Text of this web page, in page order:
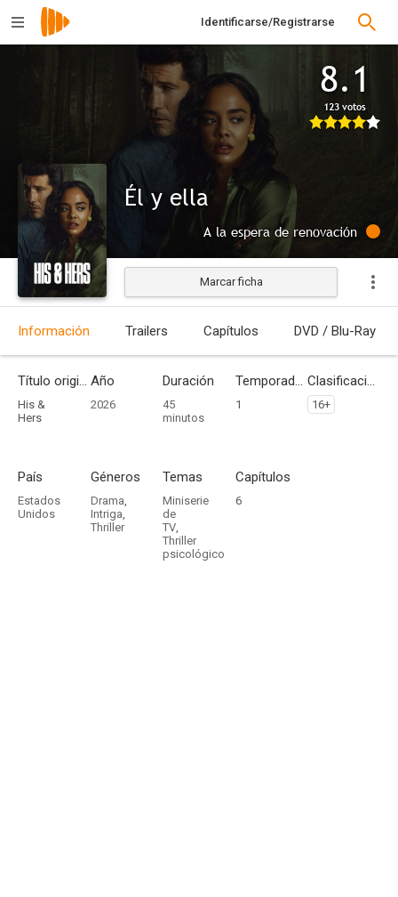
Identificarse/Registrarse
8.1
123 votos
Él y ella
A la espera de renovación
Marcar ficha
Información Trailers Capítulos DVD / Blu-Ray
Título original
His &
Hers
Año
2026
Duración
45
minutos
Temporadas
1
Clasificación por edades
16+
País
Estados
Unidos
Géneros
Drama,
Intriga,
Thriller
Temas
Miniserie
de
TV,
Thriller
psicológico
Capítulos
6